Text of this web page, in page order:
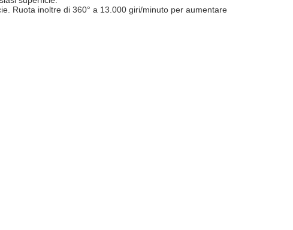
Ruota inoltre di 360° a 13.000 giri/minuto per aumentare